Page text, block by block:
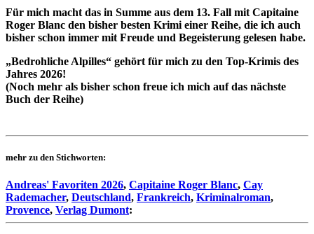
Für mich macht das in Summe aus dem 13. Fall mit Capitaine
Roger Blanc den bisher besten Krimi einer Reihe, die ich auch
bisher schon immer mit Freude und Begeisterung gelesen habe.
„Bedrohliche Alpilles“ gehört für mich zu den Top-Krimis des
Jahres 2026!
(Noch mehr als bisher schon freue ich mich auf das nächste
Buch der Reihe)
mehr zu den Stichworten:
Andreas' Favoriten 2026, Capitaine Roger Blanc, Cay
Rademacher, Deutschland, Frankreich, Kriminalroman,
Provence, Verlag Dumont: